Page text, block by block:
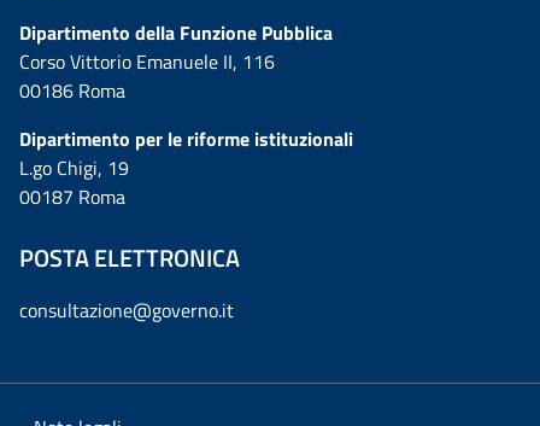
Dipartimento della Funzione Pubblica
Corso Vittorio Emanuele II, 116
00186 Roma
Dipartimento per le riforme istituzionali
L.go Chigi, 19
00187 Roma
POSTA ELETTRONICA
consultazione@governo.it